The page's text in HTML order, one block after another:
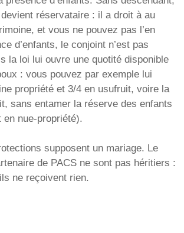
réservataire : il a droit à au
et vous ne pouvez pas l’en
d’enfants, le conjoint n’est pas
la loi lui ouvre une quotité disponible
: vous pouvez par exemple lui
propriété et 3/4 en usufruit, voire la
sans entamer la réserve des enfants
nue-propriété).
supposent un mariage. Le
de PACS ne sont pas héritiers :
ne reçoivent rien.